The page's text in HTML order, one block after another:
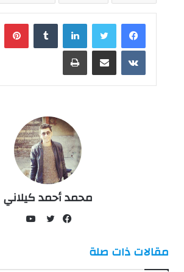
لينكدإن
مشاركة عبر البريد طباعة
محمد أحمد كيلاني
مقالات ذات صلة